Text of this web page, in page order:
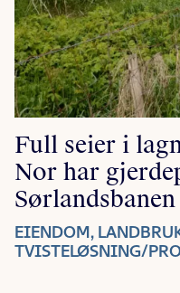
Full seier i
Nor har
Sørlandsbanen
EIENDOM,
TVISTELØSNING/